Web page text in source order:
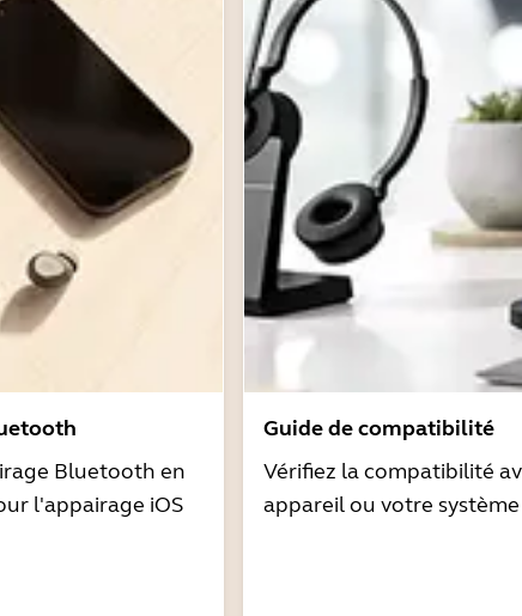
Bluetooth en
l'appairage iOS
Guide de compatibilité
Vérifiez la compatibilité
appareil ou votre système